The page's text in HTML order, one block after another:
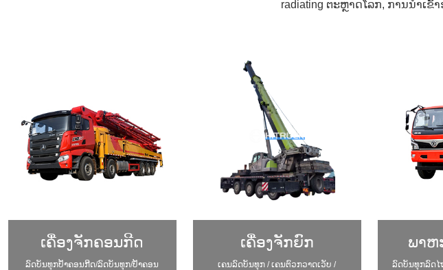
radiating ຕະ​ຫຼາດ​ໂລກ​, ການ​ນໍາ​ເ
ເຄື່ອງຈັກຄອນກີດ
ລົດບັນທຸກປ້ຳຄອນກີດ/ລົດບັນທຸກ/ປ້ຳຄອນ
ເຄື່ອງຈັກຍົກ
ເຄນລົດບັນທຸກ / ເຄນຕົວກວາດເວັບ /
ພາຫ
ລົດບັນທຸກລົດໄ